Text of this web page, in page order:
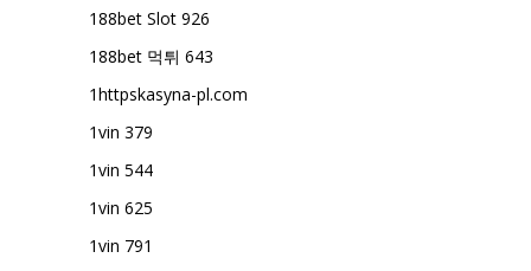
188bet Slot 926
188bet 먹튀 643
1httpskasyna-pl.com
1vin 379
1vin 544
1vin 625
1vin 791